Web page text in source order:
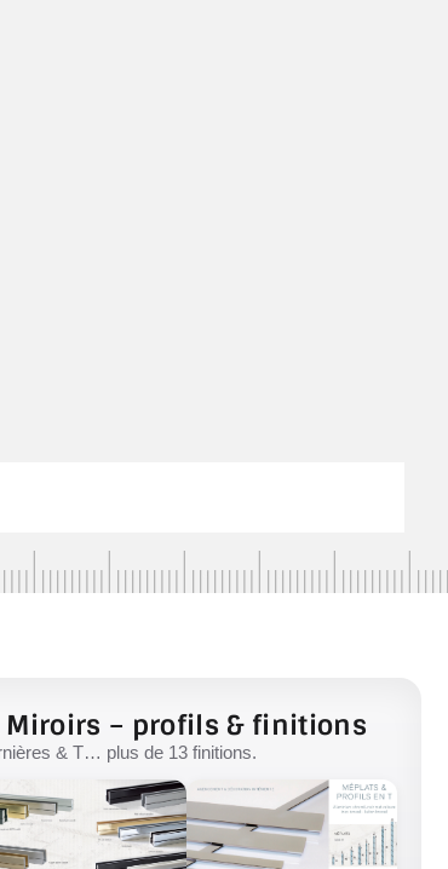
Miroirs – profils & finitions
& T… plus de 13 finitions.